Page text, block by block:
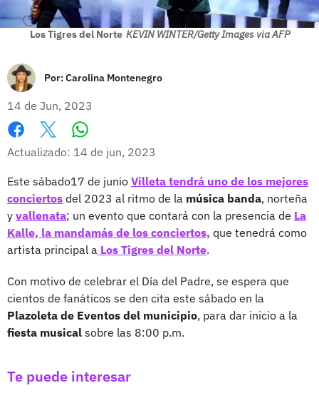
Los Tigres del Norte KEVIN WINTER/Getty Images via AFP
Por:Carolina Montenegro
14 de Jun, 2023
Facebook
X
Actualizado: 14 de jun, 2023
Este sábado17 de junio Villeta tendrá uno de los mejores
conciertos del 2023 al ritmo de la música banda, norteña
y vallenata; un evento que contará con la presencia de La
Kalle, la mandamás de los conciertos, que tenedrá como
artista principal a Los Tigres del Norte.
Con motivo de celebrar el Día del Padre, se espera que
cientos de fanáticos se den cita este sábado en la
Plazoleta de Eventos del municipio, para dar inicio a la
fiesta musical sobre las 8:00 p.m.
Te puede interesar